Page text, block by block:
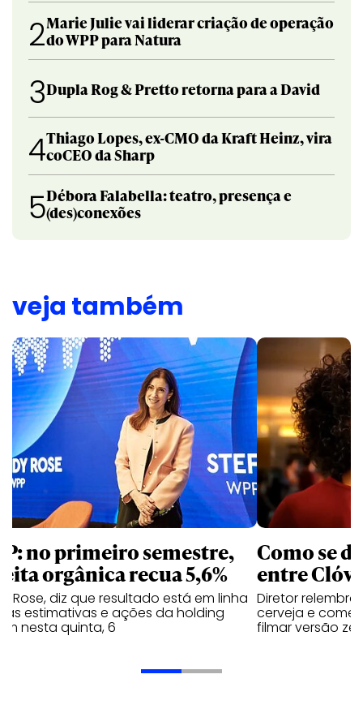
2Marie Julie vai liderar criação de operação
do WPP para Natura
3Dupla Rog & Pretto retorna para a David
4Thiago Lopes, ex-CMO da Kraft Heinz, vira
coCEO da Sharp
5Débora Falabella: teatro, presença e
(des)conexões
veja também
no primeiro semestre,
orgânica recua 5,6%
Rose, diz que resultado está em linha
as estimativas e ações da holding
nesta quinta, 6
Como se
entre
Diretor
cerveja e
filmar versão